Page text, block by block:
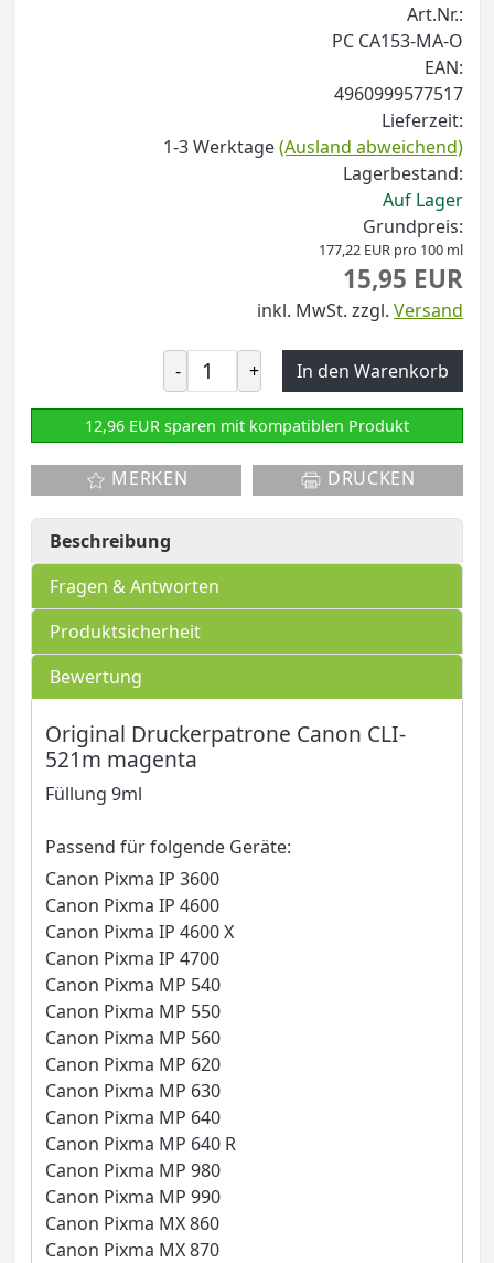
Art.Nr.:
PC CA153-MA-O
EAN:
4960999577517
Lieferzeit:
1-3 Werktage(Ausland abweichend)
Lagerbestand:
Auf Lager
Grundpreis:
177,22 EUR pro 100 ml
15,95 EUR
inkl. MwSt. zzgl. Versand
- + In den Warenkorb
12,96 EUR sparen mit kompatiblen Produkt
MERKEN DRUCKEN
Beschreibung
Fragen & Antworten
Produktsicherheit
Bewertung
Original Druckerpatrone Canon CLI-
521m magenta
Füllung 9ml
Passend für folgende Geräte:
Canon Pixma IP 3600
Canon Pixma IP 4600
Canon Pixma IP 4600 X
Canon Pixma IP 4700
Canon Pixma MP 540
Canon Pixma MP 550
Canon Pixma MP 560
Canon Pixma MP 620
Canon Pixma MP 630
Canon Pixma MP 640
Canon Pixma MP 640 R
Canon Pixma MP 980
Canon Pixma MP 990
Canon Pixma MX 860
Canon Pixma MX 870